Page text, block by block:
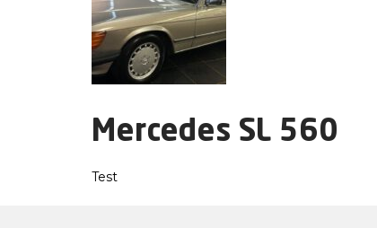
Mercedes SL 560
Test